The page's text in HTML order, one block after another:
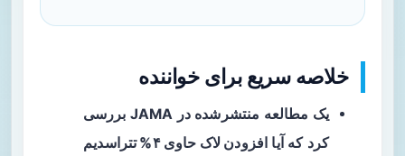
خلاصه سریع برای خواننده
یک مطالعه منتشرشده در JAMA بررسی
کرد که آیا
افزودن لاک حاوی ۴% تتراسدیم